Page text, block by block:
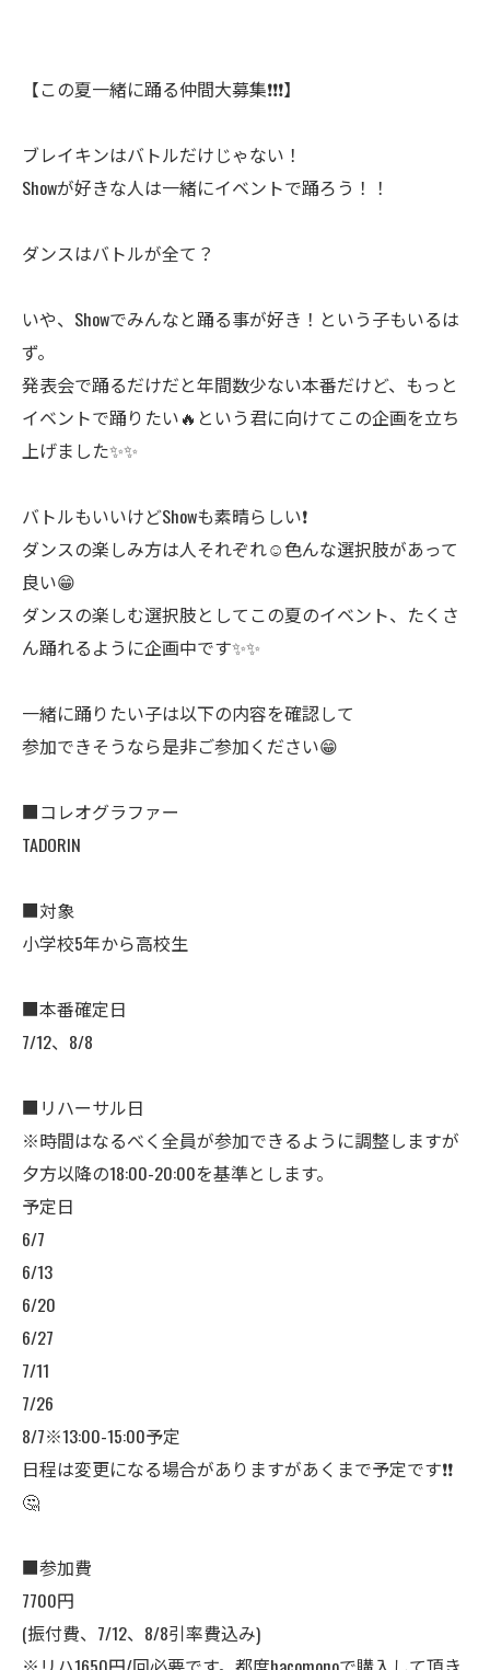
【この夏一緒に踊る仲間大募集❗️❗️❗️】
ブレイキンはバトルだけじゃない！
Showが好きな人は一緒にイベントで踊ろう！！
ダンスはバトルが全て？
いや、Showでみんなと踊る事が好き！という子もいるは
ず。
発表会で踊るだけだと年間数少ない本番だけど、もっと
イベントで踊りたい🔥という君に向けてこの企画を立ち
上げました✨✨
バトルもいいけどShowも素晴らしい❗️
ダンスの楽しみ方は人それぞれ☺️色んな選択肢があって
良い😁
ダンスの楽しむ選択肢としてこの夏のイベント、たくさ
ん踊れるように企画中です✨✨
一緒に踊りたい子は以下の内容を確認して
参加できそうなら是非ご参加ください😁
■コレオグラファー
TADORIN
■対象
小学校5年から高校生
■本番確定日
7/12、8/8
■リハーサル日
※時間はなるべく全員が参加できるように調整しますが
夕方以降の18:00-20:00を基準とします。
予定日
6/7
6/13
6/20
6/27
7/11
7/26
8/7※13:00-15:00予定
日程は変更になる場合がありますがあくまで予定です❗️❗️
🤔
■参加費
7700円
(振付費、7/12、8/8引率費込み)